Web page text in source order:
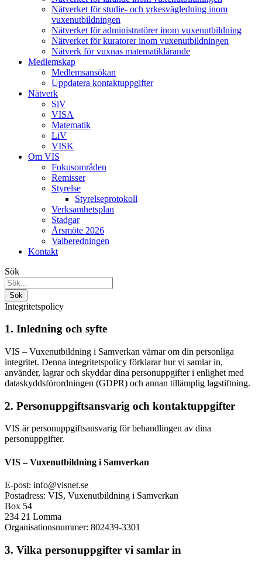
Nätverket för studie- och yrkesvägledning inom
vuxenutbildningen
Nätverket för administratörer inom vuxenutbildning
Nätverket för kuratorer inom vuxenutbildningen
Nätverk för vuxnas matematiklärande
Medlemskap
Medlemsansökan
Uppdatera kontaktuppgifter
Nätverk
SiV
VISA
Matematik
LiV
VISK
Om VIS
Fokusområden
Remisser
Styrelse
Styrelseprotokoll
Verksamhetsplan
Stadgar
Årsmöte 2026
Valberedningen
Kontakt
Sök
Integritetspolicy
1. Inledning och syfte
VIS – Vuxenutbildning i Samverkan värnar om din personliga
integritet. Denna integritetspolicy förklarar hur vi samlar in,
använder, lagrar och skyddar dina personuppgifter i enlighet med
dataskyddsförordningen (GDPR) och annan tillämplig lagstiftning.
2. Personuppgiftsansvarig och kontaktuppgifter
VIS är personuppgiftsansvarig för behandlingen av dina
personuppgifter.
VIS – Vuxenutbildning i Samverkan
E-post: info@visnet.se
Postadress: VIS, Vuxenutbildning i Samverkan
Box 54
234 21 Lomma
Organisationsnummer: 802439-3301
3. Vilka personuppgifter vi samlar in